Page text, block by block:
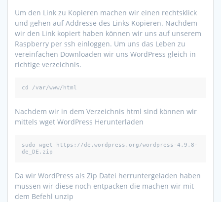
Um den Link zu Kopieren machen wir einen rechtsklick
und gehen auf Addresse des Links Kopieren. Nachdem
wir den Link kopiert haben können wir uns auf unserem
Raspberry per ssh einloggen. Um uns das Leben zu
vereinfachen Downloaden wir uns WordPress gleich in
richtige verzeichnis.
cd /var/www/html
Nachdem wir in dem Verzeichnis html sind können wir
mittels wget WordPress Herunterladen
sudo wget https://de.wordpress.org/wordpress-4.9.8-
de_DE.zip
Da wir WordPress als Zip Datei herruntergeladen haben
müssen wir diese noch entpacken die machen wir mit
dem Befehl unzip